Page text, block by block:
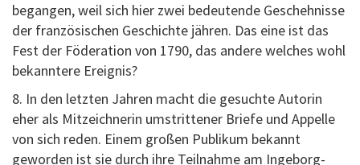
begangen, weil sich hier zwei bedeutende Geschehnisse
der französischen Geschichte jähren. Das eine ist das
Fest der Föderation von 1790, das andere welches wohl
bekanntere Ereignis?
8. In den letzten Jahren macht die gesuchte Autorin
eher als Mitzeichnerin umstrittener Briefe und Appelle
von sich reden. Einem großen Publikum bekannt
geworden ist sie durch ihre Teilnahme am Ingeborg-